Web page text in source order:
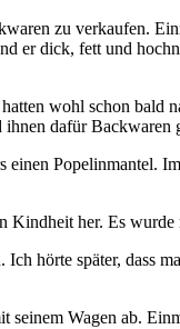
zu verkaufen.
er dick, fett und
wohl schon
dafür Backwaren
Popelinmantel.
her. Es
hörte später, dass
Wagen ab.